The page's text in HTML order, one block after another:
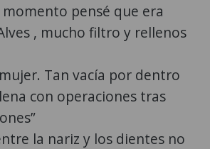
momento pensé que era
, mucho filtro y rellenos
Tan vacía por dentro
con operaciones tras
entre la nariz y los dientes no